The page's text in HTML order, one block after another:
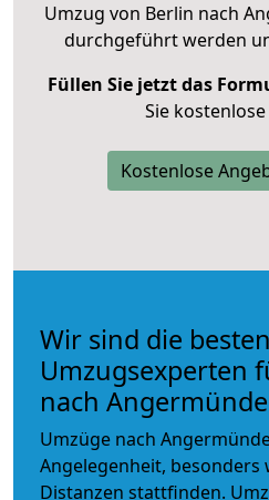
Umzug von Berlin nach
durchgeführt werden
Füllen Sie jetzt das
Sie
Kostenlose
Wir sind die besten
Umzugsexperten
nach Angermünde
Umzüge nach
Angelegenheit, besonders
Distanzen stattfinden.